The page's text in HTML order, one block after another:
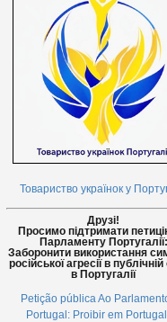
Товариство українок у
Друзі!
Просимо підтримати
Парламенту Португалії:
Заборонити використання
російської агресії в
в Португалії
Petição pública Ao
Portugal: Proibir em